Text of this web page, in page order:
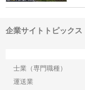
企業サイトトピックス
士業（専門職種）
運送業